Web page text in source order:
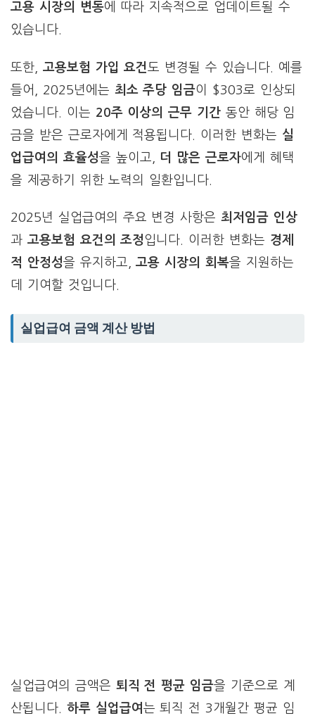
고용 시장의 변동에 따라 지속적으로 업데이트될 수
있습니다.
또한, 고용보험 가입 요건도 변경될 수 있습니다. 예를
들어, 2025년에는 최소 주당 임금이 $303로 인상되
었습니다. 이는 20주 이상의 근무 기간 동안 해당 임
금을 받은 근로자에게 적용됩니다. 이러한 변화는 실
업급여의 효율성을 높이고, 더 많은 근로자에게 혜택
을 제공하기 위한 노력의 일환입니다.
2025년 실업급여의 주요 변경 사항은 최저임금 인상
과 고용보험 요건의 조정입니다. 이러한 변화는 경제
적 안정성을 유지하고,고용 시장의 회복을 지원하는
데 기여할 것입니다.
실업급여 금액 계산 방법
실업급여의 금액은 퇴직 전 평균 임금을 기준으로 계
산됩니다. 하루 실업급여 는 퇴직 전 3개월간 평균 임